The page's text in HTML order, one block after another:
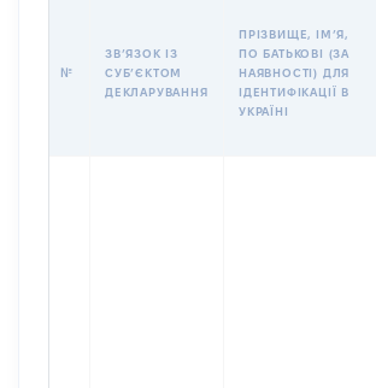
№
ЗВʼЯЗОК ІЗ
СУБʼЄКТОМ
ДЕКЛАРУВАННЯ
ПРІЗВИЩЕ, ІМʼЯ,
ПО БАТЬКОВІ (ЗА
НАЯВНОСТІ) ДЛЯ
ІДЕНТИФІКАЦІЇ В
УКРАЇНІ